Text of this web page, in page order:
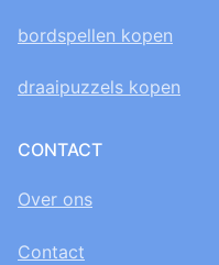
bordspellen kopen
draaipuzzels kopen
CONTACT
Over ons
Contact